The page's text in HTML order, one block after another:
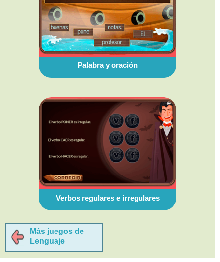
Palabra y oración
Verbos regulares e irregulares
Más juegos de
Lenguaje